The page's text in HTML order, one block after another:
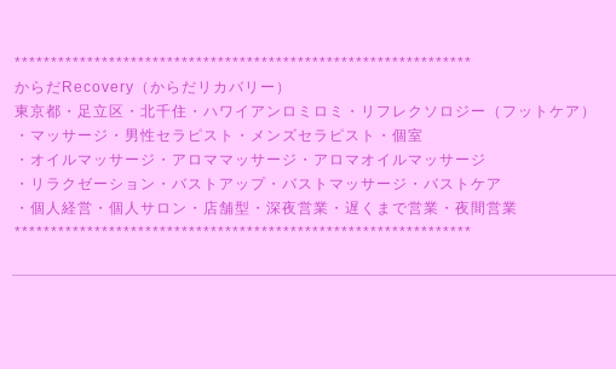
***************************************************************
からだRecovery（からだリカバリー）
東京都・足立区・北千住・ハワイアンロミロミ・リフレクソロジー（フットケア）
・マッサージ・男性セラピスト・メンズセラピスト・個室
・オイルマッサージ・アロママッサージ・アロマオイルマッサージ
・リラクゼーション・バストアップ・バストマッサージ・バストケア
・個人経営・個人サロン・店舗型・深夜営業・遅くまで営業・夜間営業
***************************************************************